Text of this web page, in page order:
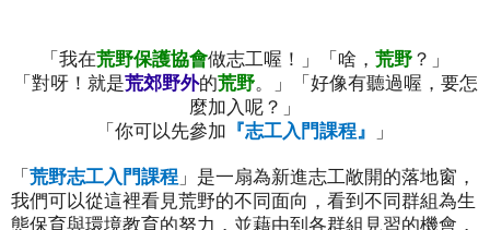
「我在荒野保護協會做志工喔！」「啥， 荒野 ？」
「對呀！就是荒郊野外的荒野。」「好像有聽過喔，要怎
麼加入呢？」
「你可以先參加 『志工入門課程』 」
「 荒野志工入門課程 」是一扇為新進志工敞開的落地窗，
我們可以從這裡看見荒野的不同面向，看到不同群組為生
態保育與環境教育的努力，並藉由到各群組見習的機會，